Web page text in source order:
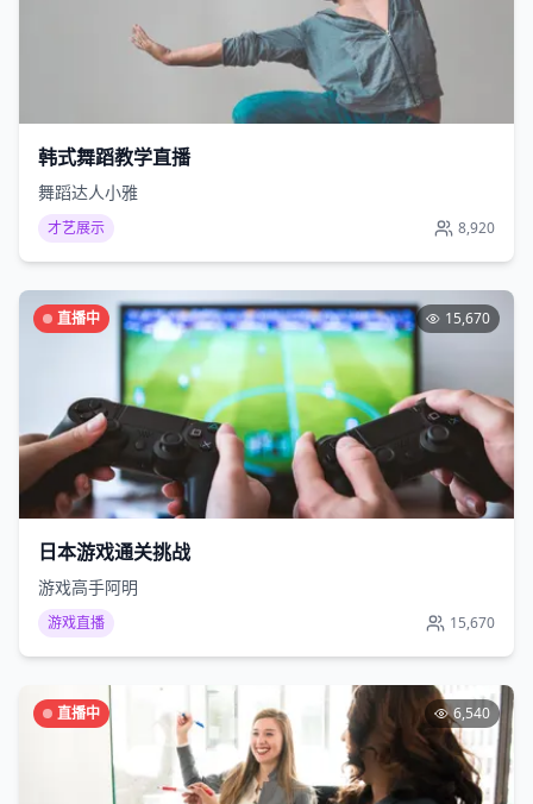
韩式舞蹈教学直播
舞蹈达人小雅
才艺展示 8,920
直播中 15,670
日本游戏通关挑战
游戏高手阿明
游戏直播 15,670
直播中 6,540